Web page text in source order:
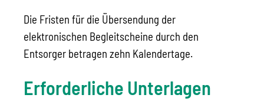
Die Fristen für die Übersendung der
elektronischen Begleitscheine durch den
Entsorger betragen zehn Kalendertage.
Erforderliche Unterlagen